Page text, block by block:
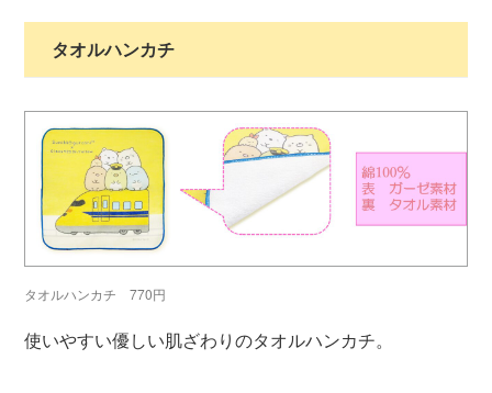
タオルハンカチ
タオルハンカチ 770円
使いやすい優しい肌ざわりのタオルハンカチ。